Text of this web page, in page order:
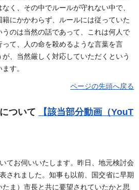
く、その中でルールが守れない中で、
にかかわらず、ルールには従っていた
のは当然の話であって、これは何人で
て、人の命を殺めるような言葉を言
、当然厳しく対応していただくという
す。
ページの先頭へ戻る
ついて
【該当部分動画（YouT
てお伺いいたします。昨日、地元検討会
されました。知事も以前、国交省に早期
ま）市長と共に要望されていたかと思